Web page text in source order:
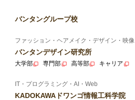
バンタングループ校
ファッション・ヘアメイク・デザイン・映像
バンタンデザイン研究所
大学部 専門部 高等部 キャリア
IT・プログラミング・AI・Web
KADOKAWAドワンゴ情報工科学院